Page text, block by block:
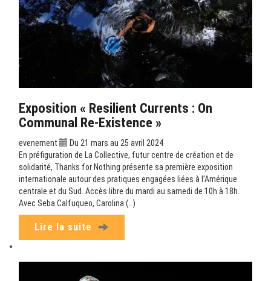
Exposition « Resilient Currents : On
Communal Re-Existence »
evenement
Du 21 mars au 25 avril 2024
En préfiguration de La Collective, futur centre de création et de
solidarité, Thanks for Nothing présente sa première exposition
internationale autour des pratiques engagées liées à l’Amérique
centrale et du Sud. Accès libre du mardi au samedi de 10h à 18h.
Avec Seba Calfuqueo, Carolina (…)
Lire la suite